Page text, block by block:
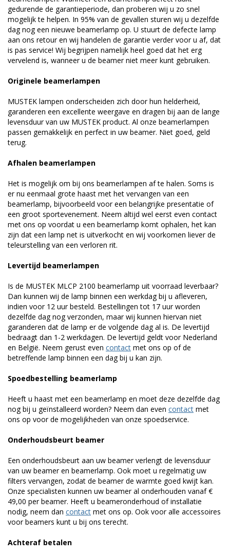
gedurende de garantieperiode, dan proberen wij u zo snel
mogelijk te helpen. In 95% van de gevallen sturen wij u dezelfde
dag nog een nieuwe beamerlamp op. U stuurt de defecte lamp
aan ons retour en wij handelen de garantie verder voor u af, dat
is pas service! Wij begrijpen namelijk heel goed dat het erg
vervelend is, wanneer u de beamer niet meer kunt gebruiken.
Originele beamerlampen
MUSTEK lampen onderscheiden zich door hun helderheid,
garanderen een excellente weergave en dragen bij aan de lange
levensduur van uw MUSTEK product. Al onze beamerlampen
passen gemakkelijk en perfect in uw beamer. Niet goed, geld
terug.
Afhalen beamerlampen
Het is mogelijk om bij ons beamerlampen af te halen. Soms is
er nu eenmaal grote haast met het vervangen van een
beamerlamp, bijvoorbeeld voor een belangrijke presentatie of
een groot sportevenement. Neem altijd wel eerst even contact
met ons op voordat u een beamerlamp komt ophalen, het kan
zijn dat een lamp net is uitverkocht en wij voorkomen liever de
teleurstelling van een verloren rit.
Levertijd beamerlampen
Is de MUSTEK MLCP 2100 beamerlamp uit voorraad leverbaar?
Dan kunnen wij de lamp binnen een werkdag bij u afleveren,
indien voor 12 uur besteld. Bestellingen tot 17 uur worden
dezelfde dag nog verzonden, maar wij kunnen hiervan niet
garanderen dat de lamp er de volgende dag al is. De levertijd
bedraagt dan 1-2 werkdagen. De levertijd geldt voor Nederland
en België. Neem gerust even contact met ons op of de
betreffende lamp binnen een dag bij u kan zijn.
Spoedbestelling beamerlamp
Heeft u haast met een beamerlamp en moet deze dezelfde dag
nog bij u geïnstalleerd worden? Neem dan even contact met
ons op voor de mogelijkheden van onze spoedservice.
Onderhoudsbeurt beamer
Een onderhoudsbeurt aan uw beamer verlengt de levensduur
van uw beamer en beamerlamp. Ook moet u regelmatig uw
filters vervangen, zodat de beamer de warmte goed kwijt kan.
Onze specialisten kunnen uw beamer al onderhouden vanaf €
49,00 per beamer. Heeft u beameronderhoud of installatie
nodig, neem dan contact met ons op. Ook voor alle accessoires
voor beamers kunt u bij ons terecht.
Achteraf betalen